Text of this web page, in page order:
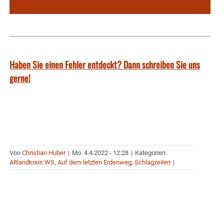
Haben Sie einen Fehler entdeckt? Dann schreiben Sie uns
gerne!
Von Christian Huber | Mo. 4.4.2022 - 12:28 | Kategorien:
Altlandkreis WS, Auf dem letzten Erdenweg, Schlagzeilen |